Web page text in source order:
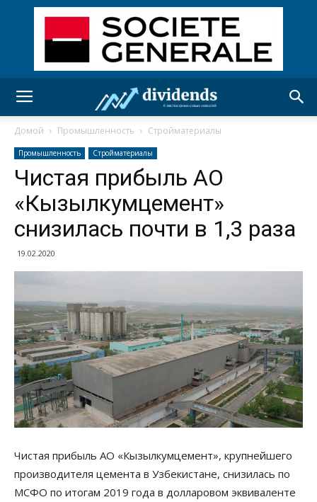
Домой Промышленность Стройматериалы
Промышленность Стройматериалы
Чистая прибыль АО
«Кызылкумцемент»
снизилась почти в 1,3 раза
19.02.2020
Чистая прибыль АО «Кызылкумцемент», крупнейшего
производителя цемента в Узбекистане, снизилась по
МСФО по итогам 2019 года в долларовом эквиваленте